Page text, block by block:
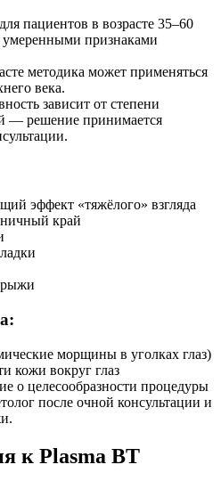
пациентов в возрасте 35–60
признаками
методика может применяться
века.
зависит от степени
— решение принимается
эффект «тяжёлого» взгляда
край
морщины в уголках глаз)
кожи вокруг глаз
о целесообразности процедуры
после очной консультации и
к Plasma BT